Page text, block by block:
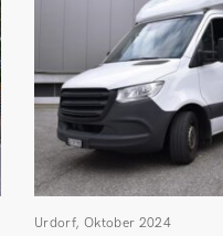
Urdorf, Oktober 2024